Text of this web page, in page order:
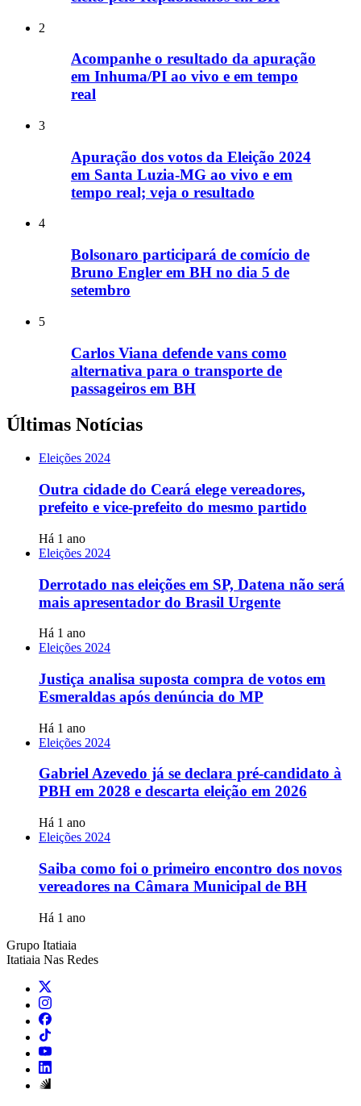
2
Acompanhe o resultado da apuração
em Inhuma/PI ao vivo e em tempo
real
3
Apuração dos votos da Eleição 2024
em Santa Luzia-MG ao vivo e em
tempo real; veja o resultado
4
Bolsonaro participará de comício de
Bruno Engler em BH no dia 5 de
setembro
5
Carlos Viana defende vans como
alternativa para o transporte de
passageiros em BH
Últimas Notícias
Eleições 2024
Outra cidade do Ceará elege vereadores,
prefeito e vice-prefeito do mesmo partido
Há 1 ano
Eleições 2024
Derrotado nas eleições em SP, Datena não será
mais apresentador do Brasil Urgente
Há 1 ano
Eleições 2024
Justiça analisa suposta compra de votos em
Esmeraldas após denúncia do MP
Há 1 ano
Eleições 2024
Gabriel Azevedo já se declara pré-candidato à
PBH em 2028 e descarta eleição em 2026
Há 1 ano
Eleições 2024
Saiba como foi o primeiro encontro dos novos
vereadores na Câmara Municipal de BH
Há 1 ano
Grupo Itatiaia
Itatiaia Nas Redes